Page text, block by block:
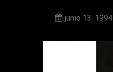
junio 13, 1994